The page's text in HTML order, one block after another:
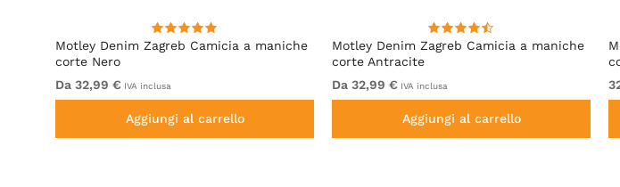
Motley Denim Zagreb Camicia a maniche
corte Nero
Da 32,99 € IVA inclusa
Aggiungi al carrello
Motley Denim Zagreb Camicia a maniche
corte Antracite
Da 32,99 € IVA inclusa
Aggiungi al carrello